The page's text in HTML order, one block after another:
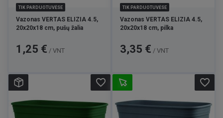
TIK PARDUOTUVĖSE
Vazonas VERTAS ELIZIA 4.5,
20x20x18 cm, pušų žalia
Kaina
1,25 € / VNT
TIK PARDUOTUVĖSE
Vazonas VERTAS ELIZIA 4.5,
20x20x18 cm, pilka
Kaina
3,35 € / VNT
favorite_border favorite_border